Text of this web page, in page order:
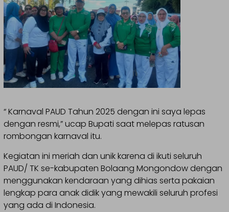
“ Karnaval PAUD Tahun 2025 dengan ini saya lepas
dengan resmi,” ucap Bupati saat melepas ratusan
rombongan karnaval itu.
Kegiatan ini meriah dan unik karena di ikuti seluruh
PAUD/ TK se-kabupaten Bolaang Mongondow dengan
menggunakan kendaraan yang dihias serta pakaian
lengkap para anak didik yang mewakili seluruh profesi
yang ada di Indonesia.